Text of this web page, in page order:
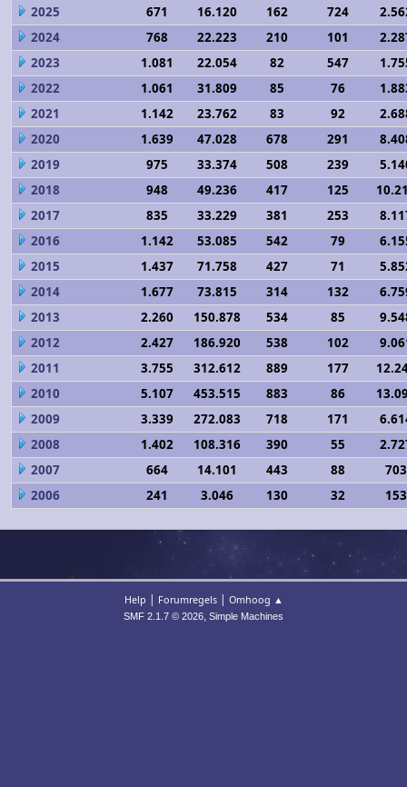
2025
671 16.120 162 724
2024
768 22.223 210 101
2023
1.081 22.054 82 547
2022
1.061 31.809 85 76
2021
1.142 23.762 83 92
2020
1.639 47.028 678 291
2019
975 33.374 508 239
2018
948 49.236 417 125
2017
835 33.229 381 253
2016
1.142 53.085 542 79
2015
1.437 71.758 427 71
2014
1.677 73.815 314 132
2013
2.260 150.878 534 85
2012
2.427 186.920 538 102
2011
3.755 312.612 889 177
2010
5.107 453.515 883 86
2009
3.339 272.083 718 171
2008
1.402 108.316 390 55
2007
664 14.101 443 88
2006
241 3.046 130 32
Help | Forumregels| Omhoog ▲
SMF 2.1.7 © 2026, Simple Machines